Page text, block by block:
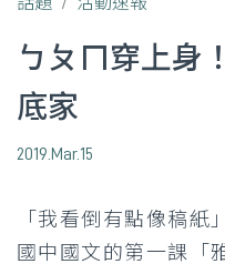
ㄅㄆㄇ穿上身
底家
2019.Mar.15
「我看倒有點像稿紙
國中國文的第一課「